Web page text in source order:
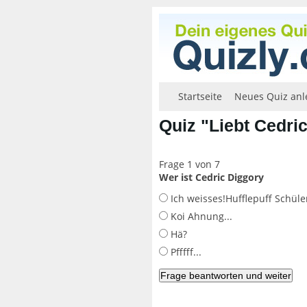
Startseite Neues Quiz
Quiz "Liebt
Frage 1 von 7
Wer ist Cedric Diggory
Ich weisses!Hufflepuff
Koi Ahnung...
Hä?
Pfffff...